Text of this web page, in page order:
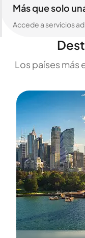
Más que solo
Accede a servicios
Los países más